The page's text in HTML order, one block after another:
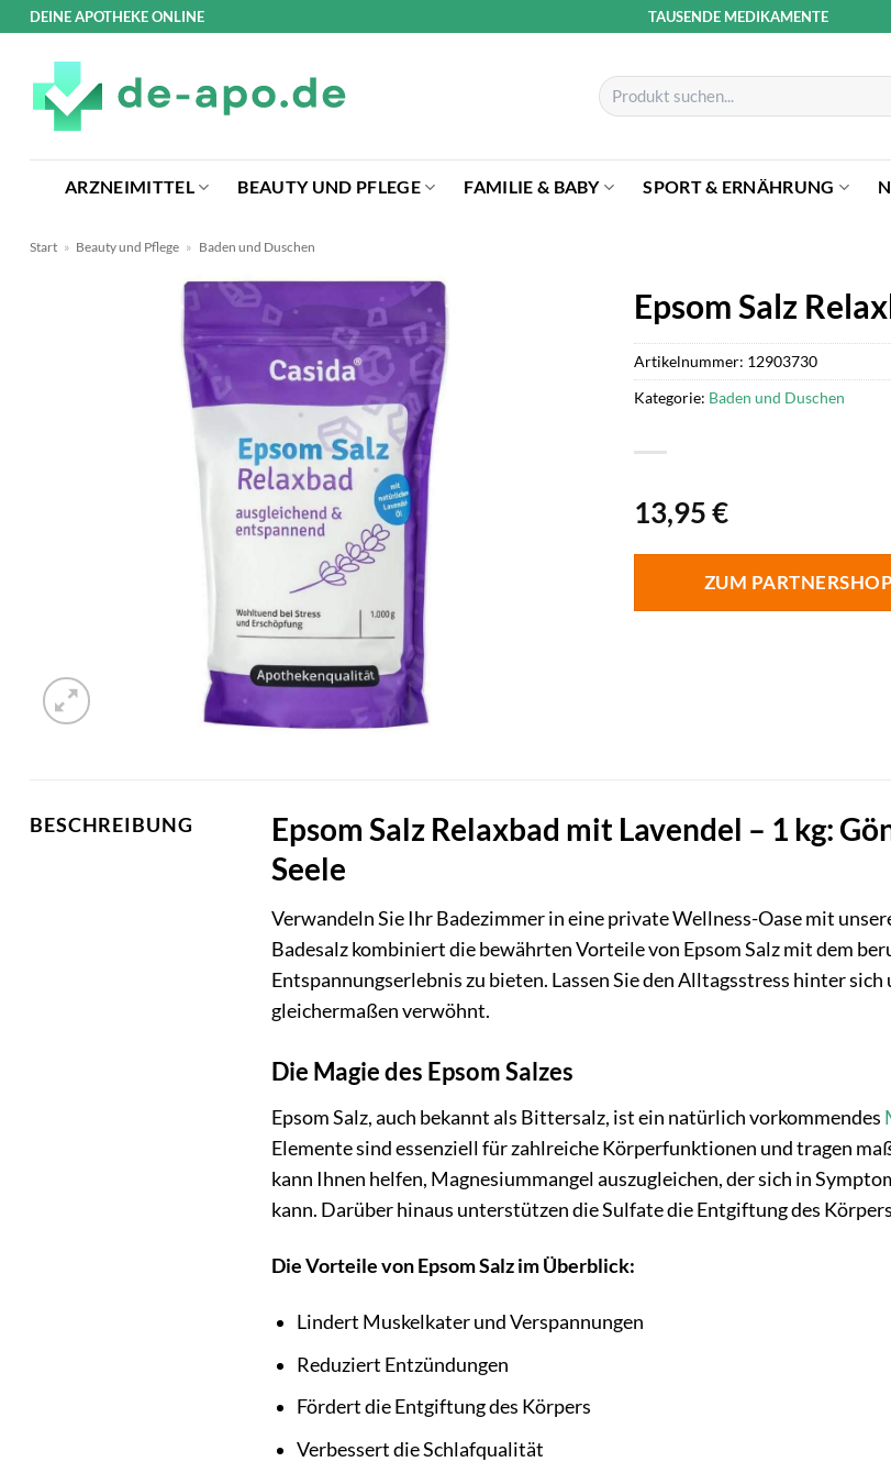
ZumDEINE APOTHEKE ONLINE TAUSENDE MEDIKAMENTE
Suchen
nach:
ARZNEIMITTEL BEAUTY UND PFLEGE FAMILIE & BABY SPORT & ERNÄHRUNG
Start » Beauty und Pflege » Baden und Duschen
Epsom Salz
13,95€
ZUM PARTNERSHOP
Artikelnummer: 12903730
Kategorie: Baden und Duschen
BESCHREIBUNG
Epsom Salz Relaxbad mit Lavendel – 1 kg:
Seele
Verwandeln Sie Ihr Badezimmer in eine private Wellness-Oase mit
Badesalz kombiniert die bewährten Vorteile von Epsom Salz mit dem
Entspannungserlebnis zu bieten. Lassen Sie den Alltagsstress hinter
gleichermaßen verwöhnt.
Die Magie des Epsom Salzes
Epsom Salz, auch bekannt als Bittersalz, ist ein natürlich vorkommendes
Elemente sind essenziell für zahlreiche Körperfunktionen und tragen
kann Ihnen helfen, Magnesiummangel auszugleichen, der sich in
kann. Darüber hinaus unterstützen die Sulfate die Entgiftung des
Die Vorteile von Epsom Salz im Überblick:
Lindert Muskelkater und Verspannungen
Reduziert Entzündungen
Fördert die Entgiftung des Körpers
Verbessert die Schlafqualität